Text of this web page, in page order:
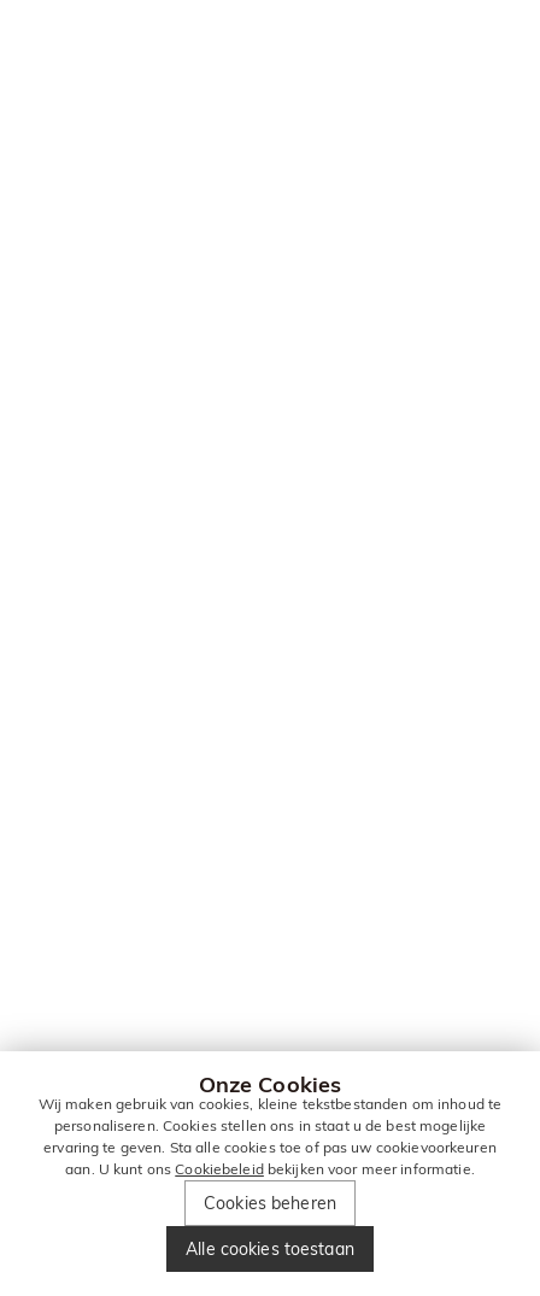
Onze Cookies
Wij maken gebruik van cookies, kleine tekstbestanden om inhoud te
personaliseren. Cookies stellen ons in staat u de best mogelijke
ervaring te geven. Sta alle cookies toe of pas uw cookievoorkeuren
aan. U kunt onsCookiebeleidbekijken voor meer informatie.
Cookies beheren
Alle cookies toestaan